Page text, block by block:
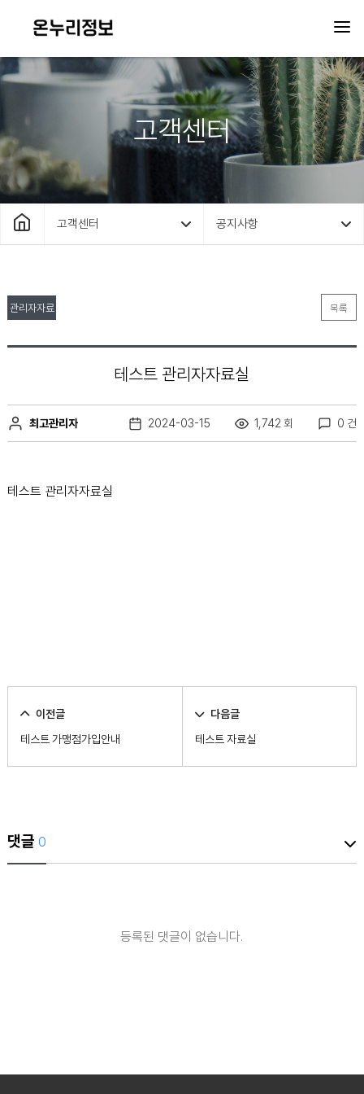
고객센터
고객센터 공지사항
관리자자료
목록
테스트 관리자자료실
최고관리자 2024-03-15 1,742 회 0 건
테스트 관리자자료실
이전글
테스트 가맹점가입안내
다음글
테스트 자료실
댓글 0
등록된 댓글이 없습니다.